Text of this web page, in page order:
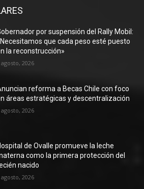
por suspensión del Rally Mobil:
que cada peso esté puesto
la reconstrucción»
agosto, 2026
reforma a Becas Chile con foco
áreas estratégicas y descentralización
agosto, 2026
de Ovalle promueve la leche
como la primera protección del
nacido
agosto, 2026